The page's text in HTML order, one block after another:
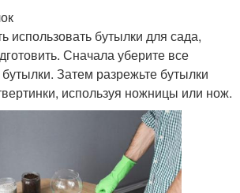
использовать бутылки для сада,
Сначала уберите все
Затем разрежьте бутылки
используя ножницы или нож.